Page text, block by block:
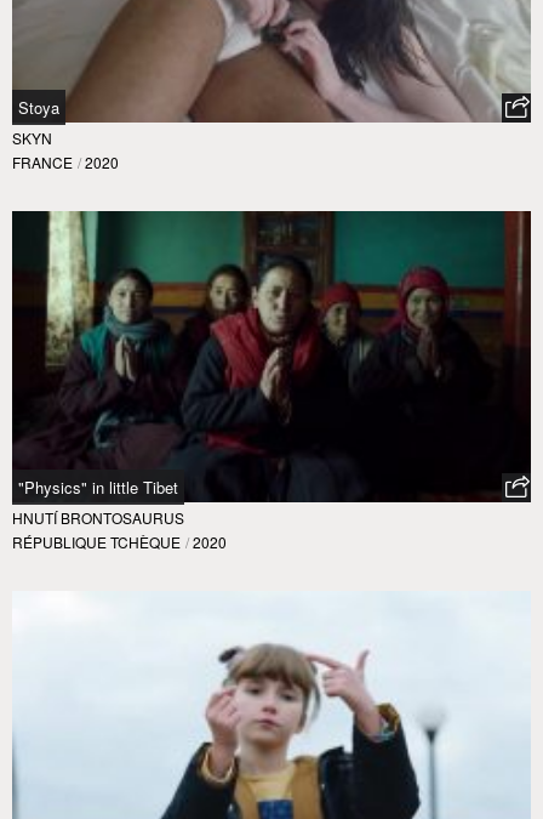
Stoya
SKYN
FRANCE / 2020
"Physics" in little Tibet
HNUTÍ BRONTOSAURUS
RÉPUBLIQUE TCHÈQUE / 2020